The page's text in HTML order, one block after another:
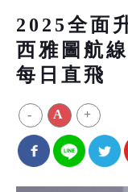
2025全面
西雅圖航
每日直飛
- A +